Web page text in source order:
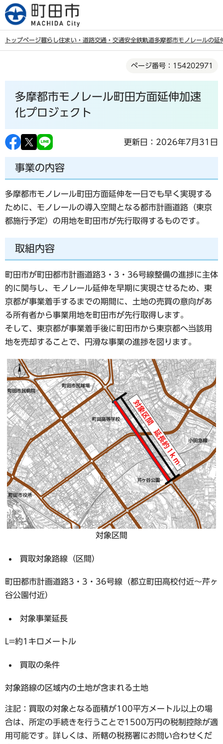
こ
の
トップページ暮らし住まい・道路交通・交通安全鉄軌道多摩都市モノレールの延
ページ番号：154202971
多摩都市モノレール町田方面延伸加速
化プロジェクト
更新日：2026年7月31日
事業の内容
多摩都市モノレール町田方面延伸を一日でも早く実現する
ために、モノレールの導入空間となる都市計画道路（東京
都施行予定）の用地を町田市が先行取得するものです。
取組内容
町田市が町田都市計画道路3・3・36号線整備の進捗に主体
的に関与し、モノレール延伸を早期に実現させるため、東
京都が事業着手するまでの期間に、土地の売買の意向があ
る所有者から事業用地を町田市が先行取得します。
そして、東京都が事業着手後に町田市から東京都へ当該用
地を売却することで、円滑な事業の進捗を図ります。
対象区間
買取対象路線（区間）
町田都市計画道路3・3・36号線（都立町田高校付近～芹ヶ
谷公園付近）
対象事業延長
L=約1キロメートル
買取の条件
対象路線の区域内の土地が含まれる土地
注記：買取の対象となる面積が100平方メートル以上の場
合は、所定の手続きを行うことで1500万円の税制控除が適
用可能です。詳しくは、所轄の税務署にお問い合わせくだ